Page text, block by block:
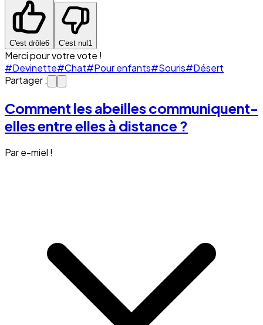
C'est drôle6 C'est nul 1
Merci pour votre vote !
#Devinette#Chat#Pour enfants#Souris#Désert
Partager :
Comment les abeilles communiquent-
elles entre elles à distance ?
Par e-miel !